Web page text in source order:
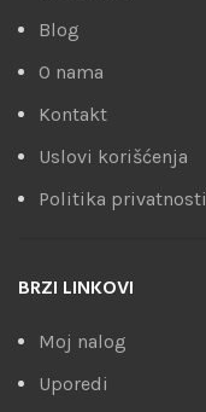
Blog
O nama
Kontakt
Uslovi korišćenja
Politika privatnosti
BRZI LINKOVI
Moj nalog
Uporedi